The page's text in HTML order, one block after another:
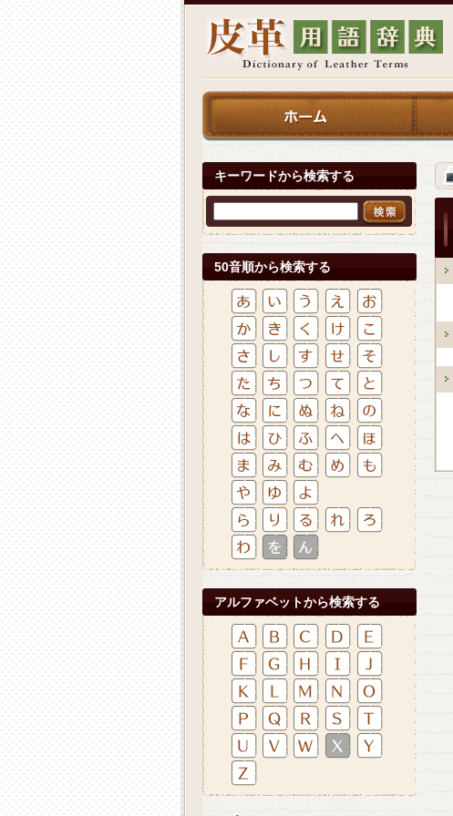
キーワードから検索する
50音順から検索する
アルファベットから検索する